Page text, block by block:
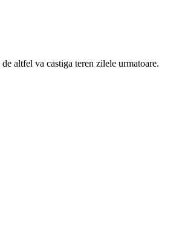
altfel va castiga teren zilele urmatoare.